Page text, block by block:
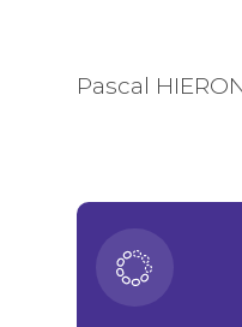
Pascal